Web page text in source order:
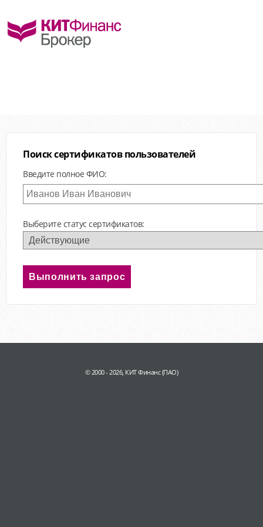
Поиск сертификатов пользователей
Введите полное ФИО:
Выберите статус сертификатов:
© 2000 - 2026, КИТ Финанс (ПАО)